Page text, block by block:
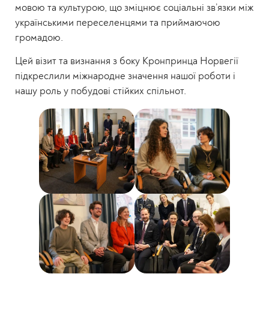
мовою та культурою, що зміцнює соціальні зв’язки між
українськими переселенцями та приймаючою
громадою.
Цей візит та визнання з боку Кронпринца Норвегії
підкреслили міжнародне значення нашої роботи і
нашу роль у побудові стійких спільнот.